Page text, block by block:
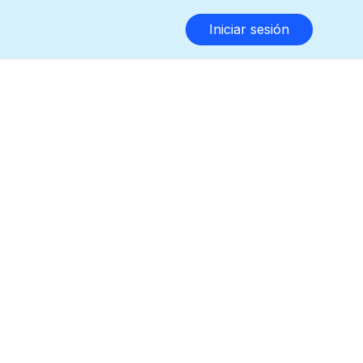
Iniciar sesión